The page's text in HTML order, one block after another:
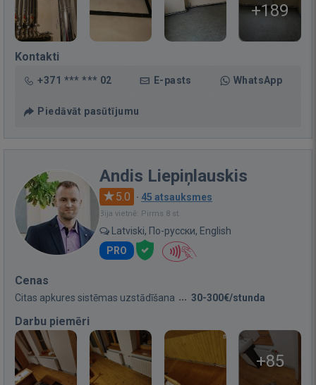
+189
Kontakti
+371 *** *** 02 E-pasts WhatsApp
Piedāvāt pasūtījumu
Andis Liepiņlauskis
5.0 · 45 atsauksmes
Bija vietnē: Pirms 8 st.
Latviski, По-русски, English
PRO
Cenas
Citas apkures sistēmas uzstādīšana 30-300€/stunda
Darbu piemēri
+85